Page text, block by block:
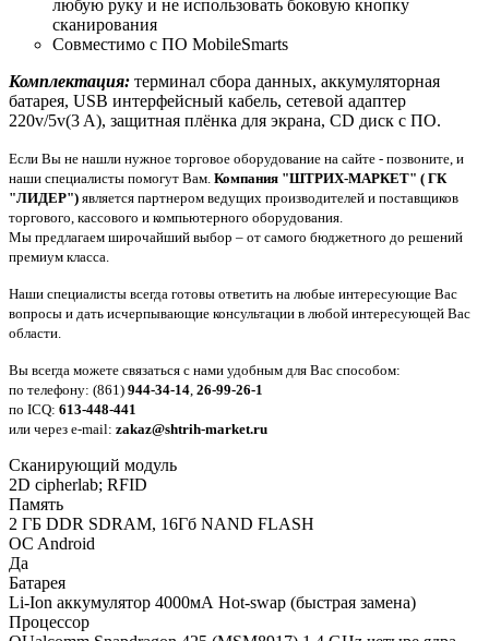
любую руку и не использовать боковую кнопку
сканирования
Совместимо с ПО MobileSmarts
Комплектация: терминал сбора данных, аккумуляторная
батарея, USB интерфейсный кабель, сетевой адаптер
220v/5v(3 A), защитная плёнка для экрана, CD диск с ПО.
Если Вы не нашли нужное торговое оборудование на сайте - позвоните, и
наши специалисты помогут Вам. Компания "ШТРИХ-МАРКЕТ" ( ГК
"ЛИДЕР") является партнером ведущих производителей и поставщиков
торгового, кассового и компьютерного оборудования.
Мы предлагаем широчайший выбор – от самого бюджетного до решений
премиум класса.
Наши специалисты всегда готовы ответить на любые интересующие Вас
вопросы и дать исчерпывающие консультации в любой интересующей Вас
области.
Вы всегда можете связаться с нами удобным для Вас способом:
по телефону: (861) 944-34-14 26-99-26-1
по ICQ: 613-448-441
или через e-mail: zakaz@shtrih-market.ru
Сканирующий модуль
2D cipherlab; RFID
Память
2 ГБ DDR SDRAM, 16Гб NAND FLASH
ОC Android
Да
Батарея
Li-Ion аккумулятор 4000мА Hot-swap (быстрая замена)
Процессор